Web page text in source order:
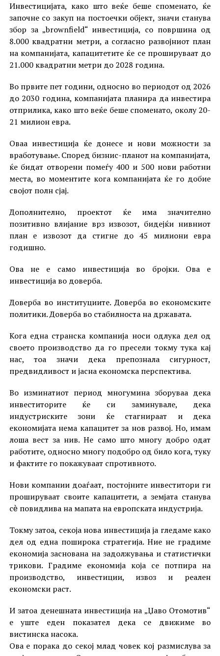
Инвестицијата, како што веќе беше споменато, ќе
започне со закуп на постоечки објект, значи станува
збор за „brownfield“ инвестиција, со површина од
8.000 квадратни метри, а согласно развојниот план
на компанијата, капацитетите ќе се прошируваат до
21.000 квадратни метри до 2028 година.
Во првите пет години, односно во периодот од 2026
до 2030 година, компанијата планира да инвестира
отприлика, како што веќе беше споменато, околу 20-
21 милион евра.
Оваа инвестиција ќе донесе и нови можности за
вработување. Според бизнис-планот на компанијата,
ќе бидат отворени помеѓу 400 и 500 нови работни
места, во моментите кога компанијата ќе го добие
својот полн сјај.
Дополнително, проектот ќе има значително
позитивно влијание врз извозот, бидејќи нивниот
план е извозот да стигне до 45 милиони евра
годишно.
Ова не е само инвестиција во бројки. Ова е
инвестиција во доверба.
Доверба во институциите. Доверба во економските
политики. Доверба во стабилноста на државата.
Кога една странска компанија носи одлука дел од
своето производство да го пресели токму тука кај
нас, тоа значи дека препознала сигурност,
предвидливост и јасна економска перспектива.
Во изминатиот период многумина зборуваа дека
инвеститорите ќе си заминувале, дека
индустриските зони ќе стагнираат и дека
економијата нема капацитет за нов развој. Но, имам
лоша вест за нив. Не само што многу добро одат
работите, односно многу подобро од било кога, туку
и фактите го покажуваат спротивното.
Нови компании доаѓаат, постојните инвеститори ги
прошируваат своите капацитети, а земјата станува
сѐ повидлива на мапата на европската индустрија.
Токму затоа, секоја нова инвестиција ја гледаме како
дел од една поширока стратегија. Ние не градиме
економија заснована на задолжувања и статистички
трикови. Градиме економија која се потпира на
производство, инвестиции, извоз и реален
економски раст.
И затоа денешната инвестиција на „Џаво Отомотив“
е уште еден показател дека се движиме во
вистинска насока.
Ова е порака до секој млад човек кој размислува за